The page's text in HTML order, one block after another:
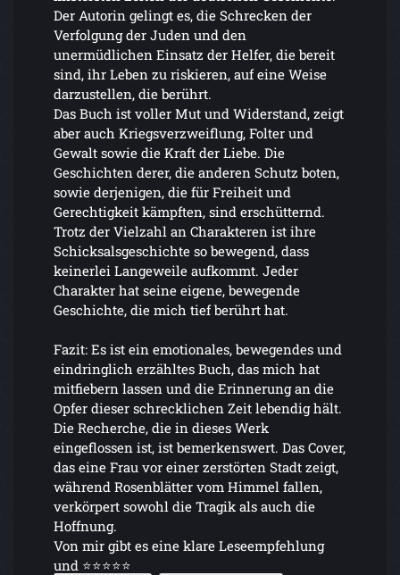
Der Autorin gelingt es, die Schrecken der
Verfolgung der Juden und den
unermüdlichen Einsatz der Helfer, die bereit
sind, ihr Leben zu riskieren, auf eine Weise
darzustellen, die berührt.
Das Buch ist voller Mut und Widerstand, zeigt
aber auch Kriegsverzweiflung, Folter und
Gewalt sowie die Kraft der Liebe. Die
Geschichten derer, die anderen Schutz boten,
sowie derjenigen, die für Freiheit und
Gerechtigkeit kämpften, sind erschütternd.
Trotz der Vielzahl an Charakteren ist ihre
Schicksalsgeschichte so bewegend, dass
keinerlei Langeweile aufkommt. Jeder
Charakter hat seine eigene, bewegende
Geschichte, die mich tief berührt hat.
Fazit: Es ist ein emotionales, bewegendes und
eindringlich erzähltes Buch, das mich hat
mitfiebern lassen und die Erinnerung an die
Opfer dieser schrecklichen Zeit lebendig hält.
Die Recherche, die in dieses Werk
eingeflossen ist, ist bemerkenswert. Das Cover,
das eine Frau vor einer zerstörten Stadt zeigt,
während Rosenblätter vom Himmel fallen,
verkörpert sowohl die Tragik als auch die
Hoffnung.
Von mir gibt es eine klare Leseempfehlung
und ⭐⭐⭐⭐⭐